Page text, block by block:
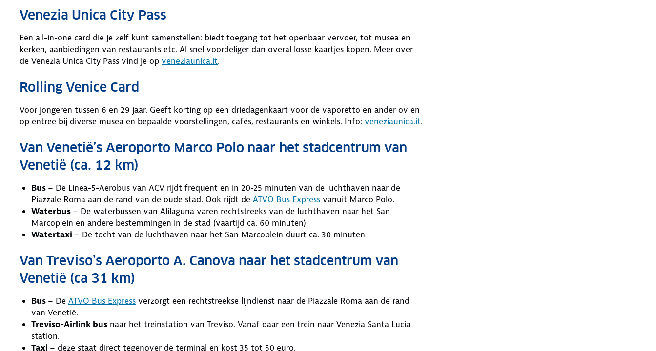
Venezia Unica City Pass
Een all-in-one card die je zelf kunt samenstellen: biedt toegang tot het openbaar vervoer, tot musea en
kerken, aanbiedingen van restaurants etc. Al snel voordeliger dan overal losse kaartjes kopen. Meer over
de Venezia Unica City Pass vind je op veneziaunica.it.
Rolling Venice Card
Voor jongeren tussen 6 en 29 jaar. Geeft korting op een driedagenkaart voor de vaporetto en ander ov en
op entree bij diverse musea en bepaalde voorstellingen, cafés, restaurants en winkels. Info: veneziaunica.it.
Van Venetië’s Aeroporto Marco Polo naar het stadcentrum van
Venetië (ca. 12 km)
Bus – De Linea-5-Aerobus van ACV rijdt frequent en in 20-25 minuten van de luchthaven naar de
Piazzale Roma aan de rand van de oude stad. Ook rijdt de ATVO Bus Express vanuit Marco Polo.
Waterbus – De waterbussen van Alilaguna varen rechtstreeks van de luchthaven naar het San
Marcoplein en andere bestemmingen in de stad (vaartijd ca. 60 minuten).
Watertaxi – De tocht van de luchthaven naar het San Marcoplein duurt ca. 30 minuten
Van Treviso’s Aeroporto A. Canova naar het stadcentrum van
Venetië (ca 31 km)
Bus – De ATVO Bus Express verzorgt een rechtstreekse lijndienst naar de Piazzale Roma aan de rand
van Venetië.
Treviso-Airlink bus naar het treinstation van Treviso. Vanaf daar een trein naar Venezia Santa Lucia
station.
Taxi – deze staat direct tegenover de terminal en kost 35 tot 50 euro.